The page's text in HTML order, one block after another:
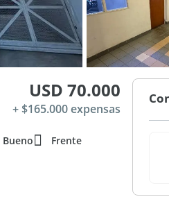
USD 70.000
+ $165.000 expensas
Frente